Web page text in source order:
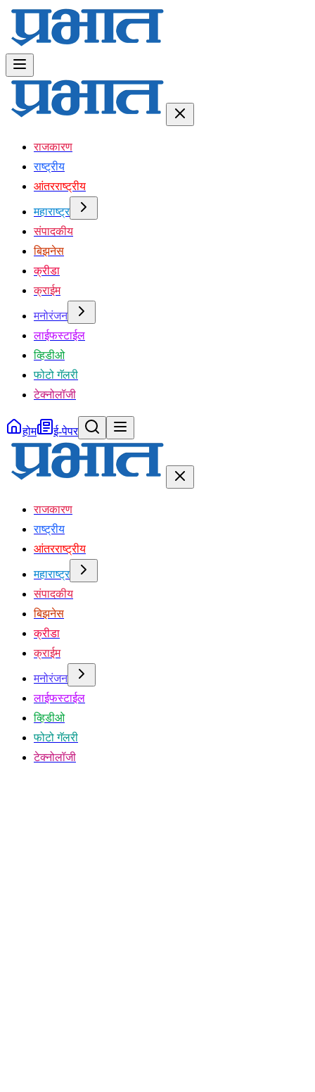
राजकारण
राष्ट्रीय
आंतरराष्ट्रीय
महाराष्ट्र
संपादकीय
बिझनेस
क्रीडा
क्राईम
मनोरंजन
लाईफस्टाईल
व्हिडीओ
फोटो गॅलरी
टेक्नोलॉजी
होम ई-पेपर
राजकारण
राष्ट्रीय
आंतरराष्ट्रीय
महाराष्ट्र
संपादकीय
बिझनेस
क्रीडा
क्राईम
मनोरंजन
लाईफस्टाईल
व्हिडीओ
फोटो गॅलरी
टेक्नोलॉजी